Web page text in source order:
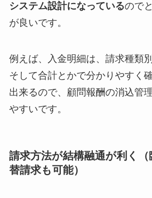
システム設計になっているので
が良いです。
例えば、入金明細は、請求種類
そして合計とかで分かりやすく
出来るので、顧問報酬の消込管
やすいです。
請求方法が結構融通が利く（
替請求も可能）